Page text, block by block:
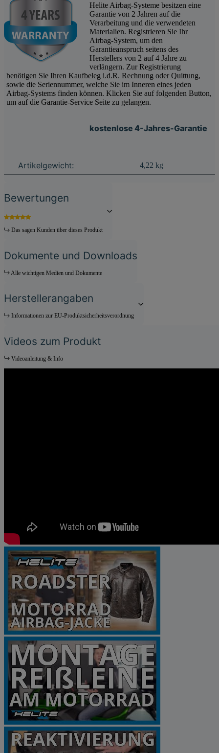
Helite Airbag-Systeme besitzen eine
Garantie von 2 Jahren auf die
Verarbeitung und die verwendeten
Materialien. Registrieren Sie Ihr
Airbag-System, um den
Garantieanspruch seitens des
Herstellers von 2 auf 4 Jahre zu
verlängern. Zur Registrierung
benötigen Sie Ihren Kaufbeleg i.d.R. Rechnung oder Quittung,
sowie die Seriennummer, welche Sie im Inneren eines jeden
Airbag-Systems finden können. Klicken Sie auf folgenden Button,
um auf die Garantie-Service Seite zu gelangen.
kostenlose 4-Jahres-Garantie
Produkteigenschaft
Wert
Artikelgewicht: 4,22 kg
Bewertungen
Das sagen Kunden über dieses Produkt
Dokumente und Downloads
Alle wichtigen Medien und Dokumente
Herstellerangaben
Informationen zur EU-Produktsicherheitsverordnung
Videos zum Produkt
Videoanleitung & Info